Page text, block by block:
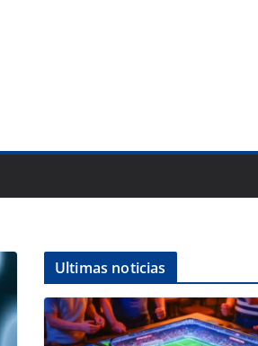
Ultimas noticias